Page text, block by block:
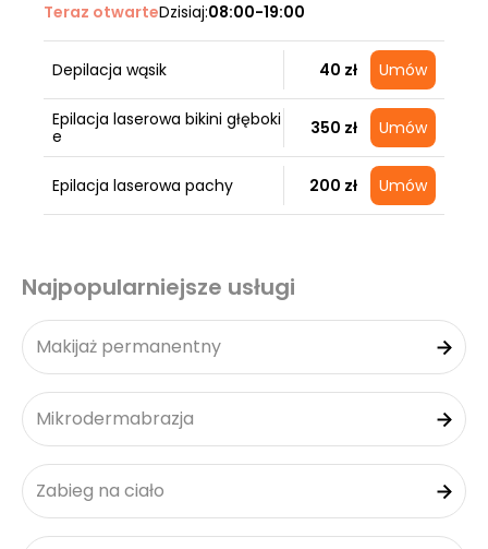
Teraz otwarteDzisiaj:08:00-19:00
Depilacja wąsik 40 zł Umów
Epilacja laserowa bikini głęboki
e
350 zł Umów
Epilacja laserowa pachy 200 zł Umów
Najpopularniejsze usługi
Makijaż permanentny
Mikrodermabrazja
Zabieg na ciało